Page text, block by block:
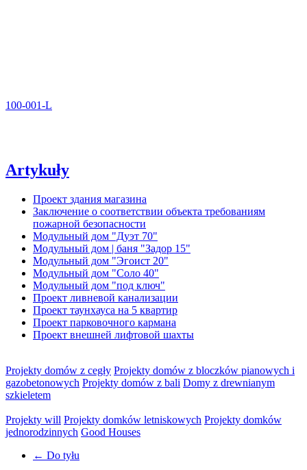
100-001-L
Artykuły
Проект здания магазина
Заключение о соответствии объекта требованиям
пожарной безопасности
Модульный дом "Дуэт 70"
Модульный дом | баня "Задор 15"
Модульный дом "Эгоист 20"
Модульный дом "Соло 40"
Модульный дом "под ключ"
Проект ливневой канализации
Проект таунхауса на 5 квартир
Проект парковочного кармана
Проект внешней лифтовой шахты
Projekty domów z cegły Projekty domów z bloczków pianowych i
gazobetonowych Projekty domów z bali Domy z drewnianym
szkieletem
Projekty will Projekty domków letniskowych Projekty domków
jednorodzinnych Good Houses
← Do tyłu